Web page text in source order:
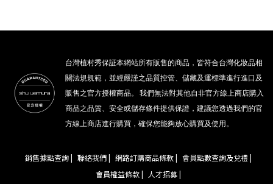
台灣植村秀保証本網站所有販售的商品，皆符合台灣化妝品相
關法規規範，並經嚴謹之品質控管、儲藏及運標準進行進口及
販售之官方授權商品。 我們無法對其他自非官方線上商店購入
商品之品質、安全或儲存條件提供保證，建議您透過我們的官
方線上商店進行購買，確保您能夠放心購買及使用。
銷售據點查詢 | 聯絡我們 | 網路訂購商品條款 | 會員點數查詢及兌禮 |
會員權益條款 |
人才招募 |